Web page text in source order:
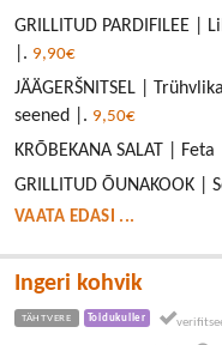
GRILLITUD PARDIFILEE
|. 9,90€
JÄÄGERŠNITSEL |
seened |. 9,50€
KRÕBEKANA SALAT |
GRILLITUD ÕUNAKOOK
VAATA EDASI ...
Ingeri kohvik
TÄHTVERE Toidukuller